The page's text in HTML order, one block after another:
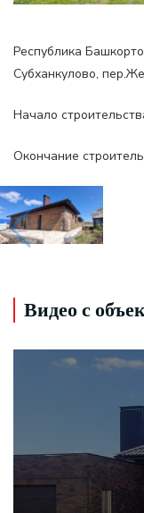
Республика
Субханкулово,
Начало
Окончание
Видео с